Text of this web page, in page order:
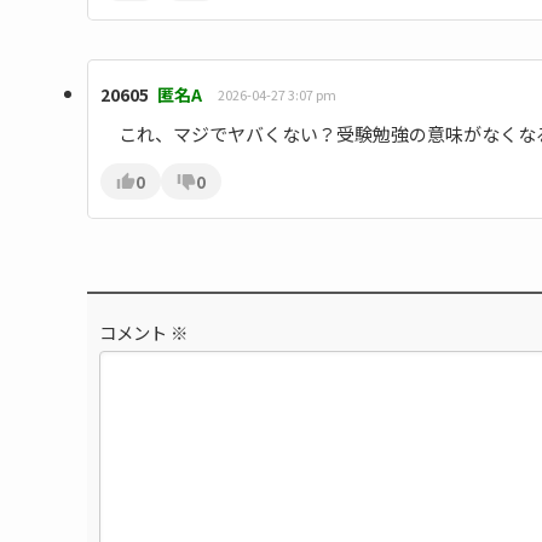
20605 匿名A 2026-04-27 3:07 pm
これ、マジでヤバくない？受験勉強の意味がなくな
0 0
コメント ※